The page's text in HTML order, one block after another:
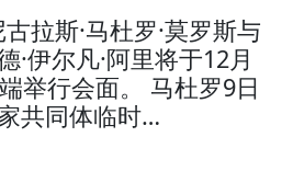
拉斯·马杜罗·莫罗斯与
·伊尔凡·阿里将于12月
举行会面。 马杜罗9日
共同体临时…